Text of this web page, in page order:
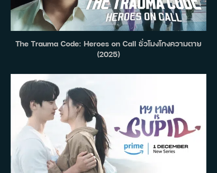
The Trauma Code: Heroes on Call ชั่วโมงโกงความตาย
(2025)